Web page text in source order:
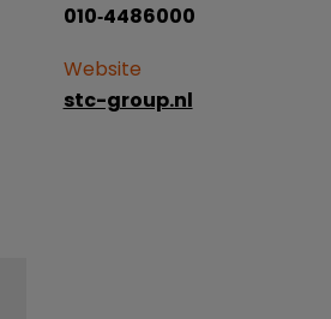
010‐4486000
Website
stc-group.nl